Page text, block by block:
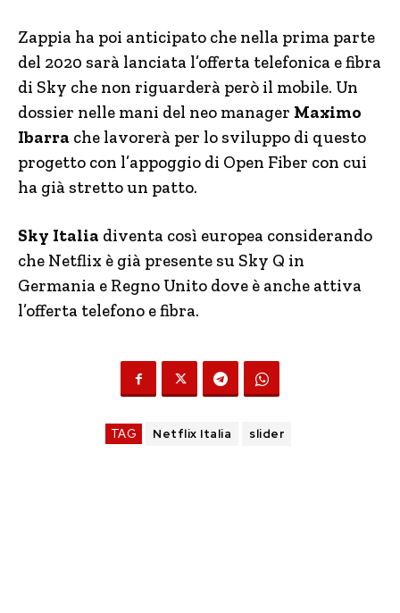
Zappia ha poi anticipato che nella prima parte
del 2020 sarà lanciata l’offerta telefonica e fibra
di Sky che non riguarderà però il mobile. Un
dossier nelle mani del neo manager Maximo
Ibarra che lavorerà per lo sviluppo di questo
progetto con l’appoggio di Open Fiber con cui
ha già stretto un patto.
Sky Italia diventa così europea considerando
che Netflix è già presente su Sky Q in
Germania e Regno Unito dove è anche attiva
l’offerta telefono e fibra.
TAG Netflix Italia slider